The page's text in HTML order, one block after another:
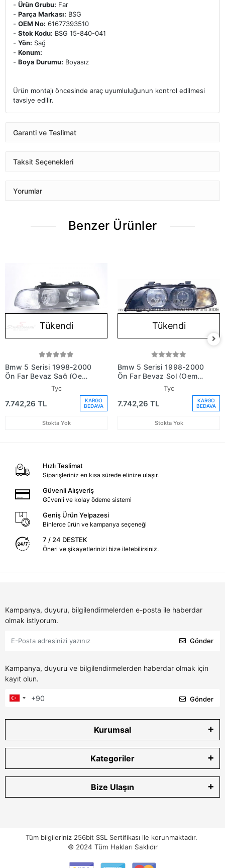
- Ürün Grubu: Far
- Parça Markası: BSG
- OEM No: 61677393510
- Stok Kodu: BSG 15-840-041
- Yön: Sağ
- Konum:
- Boya Durumu: Boyasız
Ürün montajı öncesinde araç uyumluluğunun kontrol edilmesi
tavsiye edilir.
Garanti ve Teslimat
Taksit Seçenekleri
Yorumlar
Benzer Ürünler
Tükendi
Bmw 5 Serisi 1998-2000
Ön Far Beyaz Sağ (Oem
No: 63128375300)
Tyc
7.742,26 TL
KARGO
BEDAVA
Stokta Yok
Tükendi
Bmw 5 Serisi 1998-2000
Ön Far Beyaz Sol (Oem
No: 63128375299)
Tyc
7.742,26 TL
KARGO
BEDAVA
Stokta Yok
Hızlı Teslimat
Siparişleriniz en kısa sürede elinize ulaşır.
Güvenli Alışveriş
Güvenli ve kolay ödeme sistemi
Geniş Ürün Yelpazesi
Binlerce ürün ve kampanya seçeneği
7 / 24 DESTEK
Öneri ve şikayetlerinizi bize iletebilirsiniz.
Kampanya, duyuru, bilgilendirmelerden e-posta ile haberdar
olmak istiyorum.
Gönder
Kampanya, duyuru ve bilgilendirmelerden haberdar olmak için
kayıt olun.
Gönder
Kurumsal
Kategoriler
Bize Ulaşın
Tüm bilgileriniz 256bit SSL Sertifikası ile korunmaktadır.
© 2024 Tüm Hakları Saklıdır